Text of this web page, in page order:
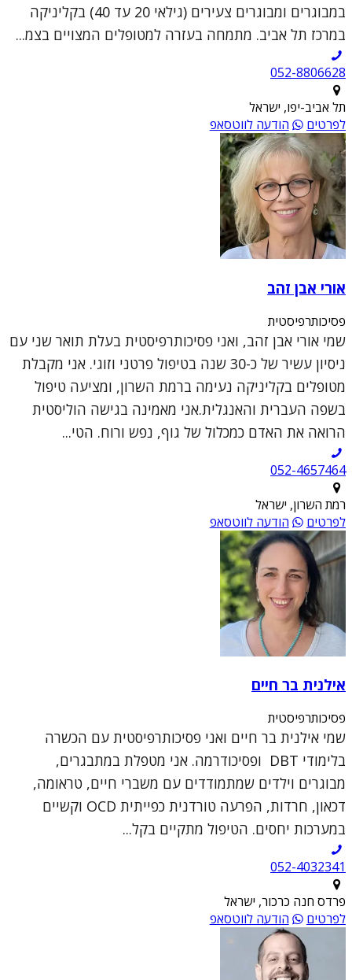
במבוגרים ומבוגרים צעירים (גילאי 20 עד 40) בקליניקה
במרכז תל אביב. מתמחה בעזרה למטופלים המצויים בצמ...
052-8806628
תל אביב-יפו, ישראל
לפרטים
הודעה לווטסאפ
אורי אבן זהב
פסיכותרפיסטית
שמי אורי אבן זהב, ואני פסיכותרפיסטית בעלת תואר שני עם
ניסיון עשיר של כ-30 שנה בטיפול פרטני וזוגי. אני מקבלת
מטופלים בקליניקה נעימה ברמת השרון, ומציעה טיפול
בשפה העברית והאנגלית.אני מאמינה בגישה הוליסטית
הרואה את האדם כמכלול של גוף, נפש ורוח. הטי...
052-4657464
רמת השרון, ישראל
לפרטים
הודעה לווטסאפ
אילנית בר חיים
פסיכותרפיסטית
שמי אילנית בר חיים ואני פסיכותרפיסטית עם הכשרה
בלימודי DBT ופסיכודרמה. אני מטפלת במתבגרים,
מבוגרים וילדים שמתמודדים עם משברי חיים, טראומה,
דכאון, חרדות, הפרעה טורדנית כפייתית OCD וקשיים
במערכות יחסים. הטיפול מתקיים בקל...
052-4032341
פרדס חנה כרכור, ישראל
לפרטים
הודעה לווטסאפ